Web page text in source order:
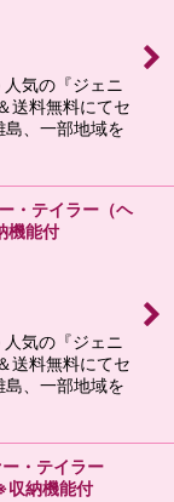
気の『ジェニ
送料無料にてセ
、一部地域を
・テイラー（ヘ
機能付
気の『ジェニ
送料無料にてセ
、一部地域を
・テイラー
収納機能付